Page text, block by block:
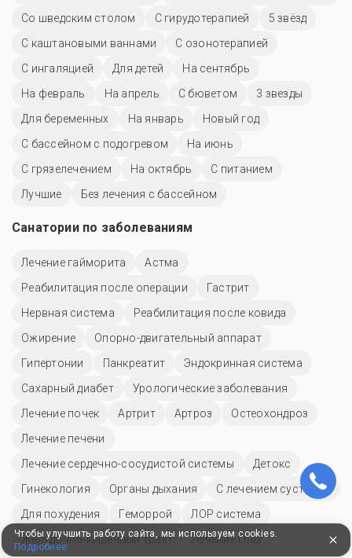
Со шведским столом
С гирудотерапией
5 звёзд
С каштановыми ваннами
С озонотерапией
С ингаляцией
Для детей
На сентябрь
На февраль
На апрель С бюветом
3 звезды
Для беременных
На январь
Новый год
С бассейном с подогревом
На июнь
С грязелечением
На октябрь
С питанием
Лучшие
Без лечения с бассейном
Санатории по заболеваниям
Лечение гайморита
Астма
Реабилитация после операции
Гастрит
Нервная система
Реабилитация после ковида
Ожирение
Опорно-двигательный аппарат
Гипертонии
Панкреатит
Эндокринная система
Сахарный диабет
Урологические заболевания
Лечение почек
Артрит Артроз
Остеохондроз
Лечение печени
Лечение сердечно-сосудистой системы
Детокс
Гинекология
Органы дыхания
С лечением суставов
Для похудения
Геморрой
ЛОР система
Желудочно-кишечный тракт
Лечение глаз
Чтобы улучшить работу сайта, мы используем cookies.
Подробнее